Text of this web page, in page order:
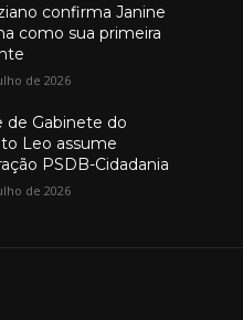
confirma Janine
como sua primeira
de 2026
de Gabinete do
Leo assume
PSDB-Cidadania
de 2026